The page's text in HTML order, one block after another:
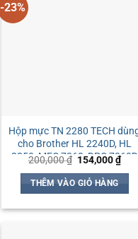
-23%
Hộp mực TN 2280 TECH
cho Brother HL 2240D, HL
2250, MFC 7360, DPC 7060D
200,000₫ Giá
là:
200,000 ₫.
154,000₫Giá
hiện
THÊM VÀO GIỎ HÀNG